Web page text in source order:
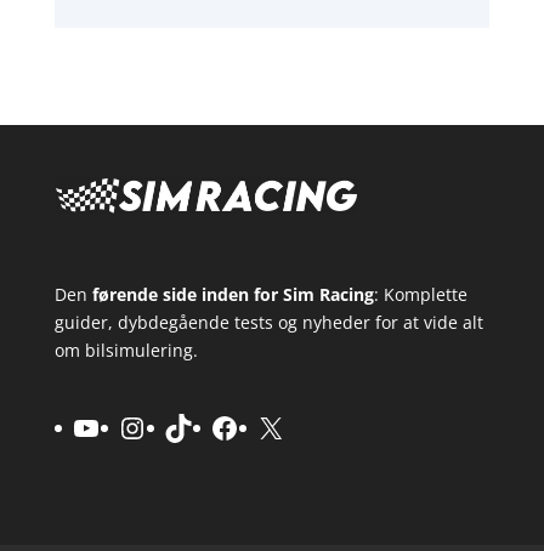
Den førende side inden for Sim Racing: Komplette
guider, dybdegående tests og nyheder for at vide alt
om bilsimulering.
YouTube
Instagram
TikTokFacebook
X